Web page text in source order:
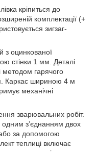
кріпиться до
комплектації (+
зигзаг-
з оцинкованої
стінки 1 мм. Деталі
методом гарячого
Каркас шириною 4 м
механічні
зварювальних робіт.
одним з’єднанням двох
або за допомогою
теплиці включає